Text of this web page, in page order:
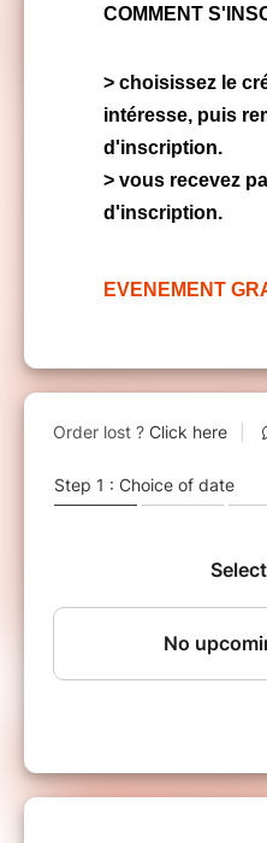
COMMENT
> choisissez le
intéresse, puis
d'inscription.
> vous recevez
d'inscription.
EVENEMENT